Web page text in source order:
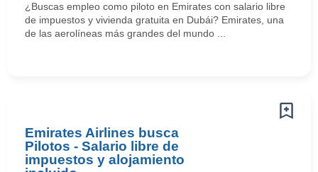
¿Buscas empleo como piloto en Emirates con salario libre
de impuestos y vivienda gratuita en Dubái? Emirates, una
de las aerolíneas más grandes del mundo ...
Emirates Airlines busca
Pilotos - Salario libre de
impuestos y alojamiento